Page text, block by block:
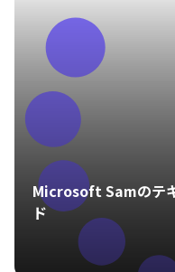
Microsoft Samのテ
ド